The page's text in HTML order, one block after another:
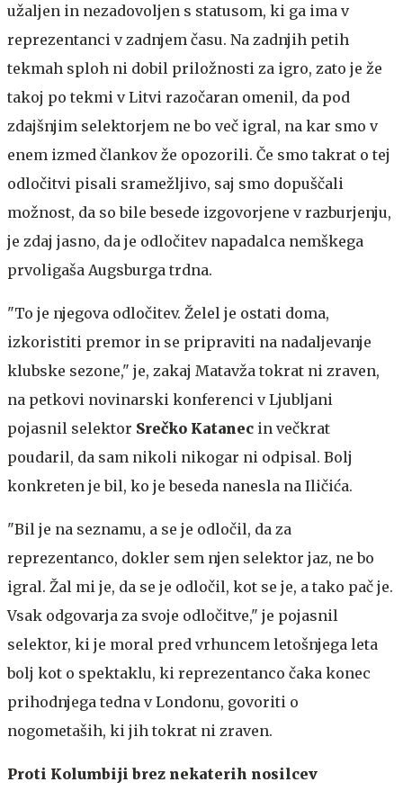
užaljen in nezadovoljen s statusom, ki ga ima v
reprezentanci v zadnjem času. Na zadnjih petih
tekmah sploh ni dobil priložnosti za igro, zato je že
takoj po tekmi v Litvi razočaran omenil, da pod
zdajšnjim selektorjem ne bo več igral, na kar smo v
enem izmed člankov že opozorili. Če smo takrat o tej
odločitvi pisali sramežljivo, saj smo dopuščali
možnost, da so bile besede izgovorjene v razburjenju,
je zdaj jasno, da je odločitev napadalca nemškega
prvoligaša Augsburga trdna.
"To je njegova odločitev. Želel je ostati doma,
izkoristiti premor in se pripraviti na nadaljevanje
klubske sezone," je, zakaj Matavža tokrat ni zraven,
na petkovi novinarski konferenci v Ljubljani
pojasnil selektor Srečko Katanec in večkrat
poudaril, da sam nikoli nikogar ni odpisal. Bolj
konkreten je bil, ko je beseda nanesla na Iličića.
"Bil je na seznamu, a se je odločil, da za
reprezentanco, dokler sem njen selektor jaz, ne bo
igral. Žal mi je, da se je odločil, kot se je, a tako pač je.
Vsak odgovarja za svoje odločitve," je pojasnil
selektor, ki je moral pred vrhuncem letošnjega leta
bolj kot o spektaklu, ki reprezentanco čaka konec
prihodnjega tedna v Londonu, govoriti o
nogometaših, ki jih tokrat ni zraven.
Proti Kolumbiji brez nekaterih nosilcev